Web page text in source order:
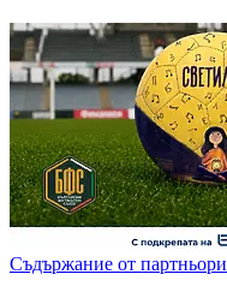
Съдържание от партньори